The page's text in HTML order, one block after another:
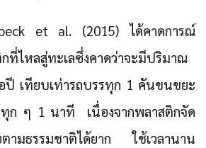
et al. (2015) ได้คาดการณ์
ที่ไหลสู่ทะเลซึ่งคาดว่าจะมีปริมาณ
ปี เทียบเท่ารถบรรทุก 1 คันขนขยะ
ทุก ๆ 1 นาที เนื่องจากพลาสติกจัด
ตามธรรมชาติได้ยาก ใช้เวลานาน